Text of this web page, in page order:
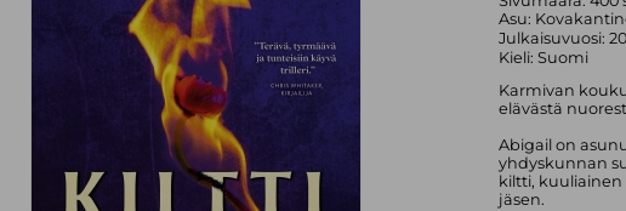
Asu:
Julkaisuvuosi:
Kieli: Suomi
Karmivan
elävästä
Abigail on
yhdyskunnan
kiltti, kuuliainen
jäsen.